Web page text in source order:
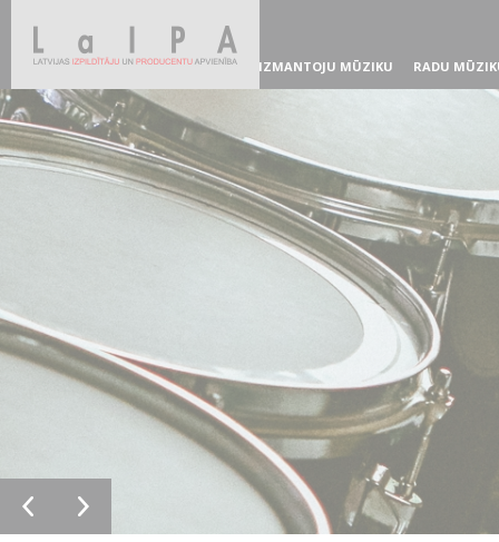
IZMANTOJU MŪZIKU RADU